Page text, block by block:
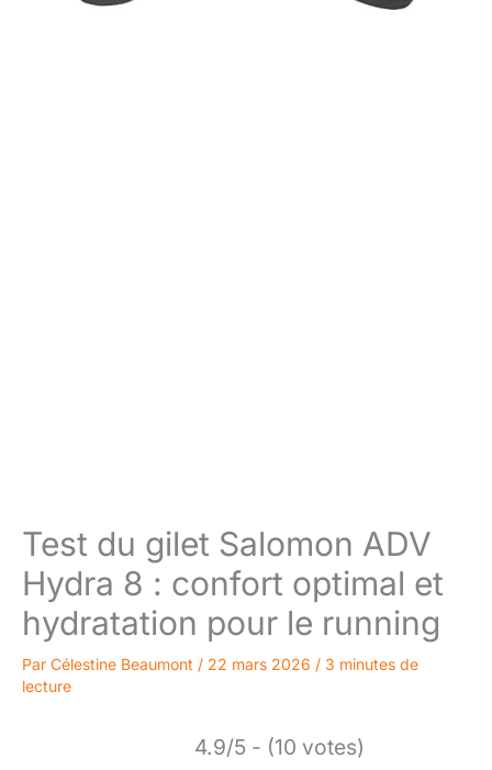
Test du gilet Salomon ADV
Hydra 8 : confort optimal et
hydratation pour le running
Par Célestine Beaumont / 22 mars 2026 / 3 minutes de
lecture
4.9/5 - (10 votes)